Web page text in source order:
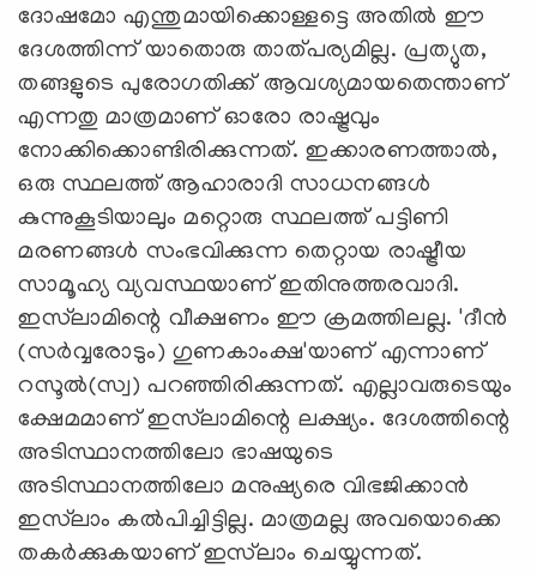
ദോഷമോ എന്തുമായിക്കൊള്ളട്ടെ അതില്‍ ഈ
ദേശത്തിന്ന് യാതൊരു താത്പര്യമില്ല. പ്രത്യുത,
തങ്ങളുടെ പുരോഗതിക്ക് ആവശ്യമായതെന്താണ്
എന്നതു മാത്രമാണ് ഓരോ രാഷ്ട്രവും
നോക്കിക്കൊണ്ടിരിക്കുന്നത്. ഇക്കാരണത്താല്‍,
ഒരു സ്ഥലത്ത് ആഹാരാദി സാധനങ്ങള്‍
കുന്നുകൂടിയാലും മറ്റൊരു സ്ഥലത്ത് പട്ടിണി
മരണങ്ങള്‍ സംഭവിക്കുന്ന തെറ്റായ രാഷ്ട്രീയ
സാമൂഹ്യ വ്യവസ്ഥയാണ് ഇതിനുത്തരവാദി.
ഇസ്‌ലാമിന്റെ വീക്ഷണം ഈ ക്രമത്തിലല്ല. 'ദീന്‍
(സര്‍വ്വരോടും) ഗുണകാംക്ഷ'യാണ് എന്നാണ്
റസൂല്‍(സ്വ) പറഞ്ഞിരിക്കുന്നത്. എല്ലാവരുടെയും
ക്ഷേമമാണ് ഇസ്‌ലാമിന്റെ ലക്ഷ്യം. ദേശത്തിന്റെ
അടിസ്ഥാനത്തിലോ ഭാഷയുടെ
അടിസ്ഥാനത്തിലോ മനുഷ്യരെ വിഭജിക്കാന്‍
ഇസ്‌ലാം കല്‍പിച്ചിട്ടില്ല. മാത്രമല്ല അവയൊക്കെ
തകര്‍ക്കുകയാണ് ഇസ്‌ലാം ചെയ്യുന്നത്.